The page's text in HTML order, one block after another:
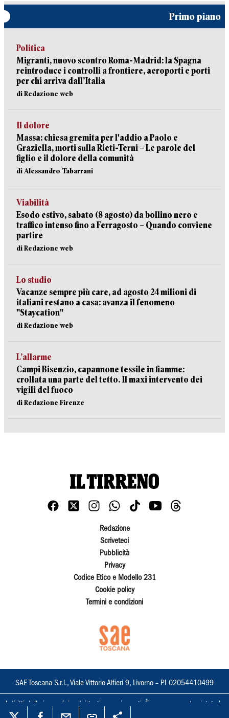
Primo piano
Politica
Migranti, nuovo scontro Roma-Madrid: la Spagna
reintroduce i controlli a frontiere, aeroporti e porti
per chi arriva dall’Italia
di Redazione web
Il dolore
Massa: chiesa gremita per l'addio a Paolo e
Graziella, morti sulla Rieti-Terni – Le parole del
figlio e il dolore della comunità
di Alessandro Tabarrani
Viabilità
Esodo estivo, sabato (8 agosto) da bollino nero e
traffico intenso fino a Ferragosto – Quando conviene
partire
di Redazione web
Lo studio
Vacanze sempre più care, ad agosto 24 milioni di
italiani restano a casa: avanza il fenomeno
"Staycation"
di Redazione web
L’allarme
Campi Bisenzio, capannone tessile in fiamme:
crollata una parte del tetto. Il maxi intervento dei
vigili del fuoco
di Redazione Firenze
Redazione
Scriveteci
Pubblicità
Privacy
Codice Etico e Modello 231
Cookie policy
Termini e condizioni
SAE Toscana S.r.l., Viale Vittorio Alfieri 9, Livorno – PI 02054410499
I diritti delle immagini e dei testi sono riservati. È espressamente vietata la
loro riproduzione con qualsiasi mezzo e l'adattamento totale o parziale.